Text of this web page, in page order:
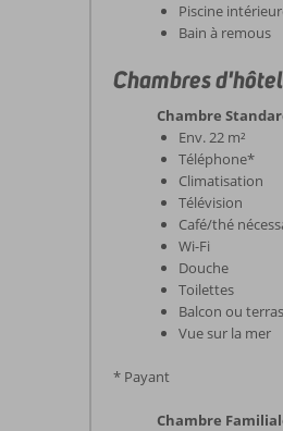
Piscine
Bain à remous
Chambres d'hôtel
Chambre
Env. 22 m²
Téléphone*
Climatisation
Télévision
Café/thé
Wi-Fi
Douche
Toilettes
Balcon ou
Vue sur la mer
* Payant
Chambre